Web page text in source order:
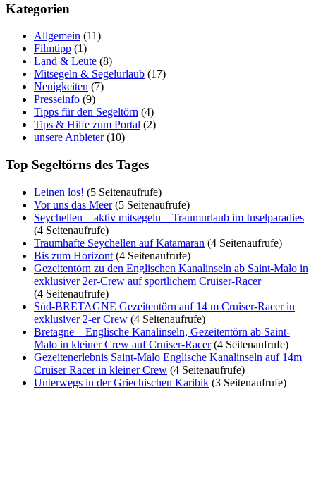
Kategorien
Allgemein (11)
Filmtipp (1)
Land & Leute (8)
Mitsegeln & Segelurlaub (17)
Neuigkeiten (7)
Presseinfo (9)
Tipps für den Segeltörn (4)
Tips & Hilfe zum Portal (2)
unsere Anbieter(10)
Top Segeltörns des Tages
Leinen los! (5 Seitenaufrufe)
Vor uns das Meer(5 Seitenaufrufe)
Seychellen – aktiv mitsegeln – Traumurlaub im Inselparadies
(4 Seitenaufrufe)
Traumhafte Seychellen auf Katamaran (4 Seitenaufrufe)
Bis zum Horizont (4 Seitenaufrufe)
Gezeitentörn zu den Englischen Kanalinseln ab Saint-Malo in
exklusiver 2er-Crew auf sportlichem Cruiser-Racer
(4 Seitenaufrufe)
Süd-BRETAGNE Gezeitentörn auf 14 m Cruiser-Racer in
exklusiver 2-er Crew (4 Seitenaufrufe)
Bretagne – Englische Kanalinseln, Gezeitentörn ab Saint-
Malo in kleiner Crew auf Cruiser-Racer(4 Seitenaufrufe)
Gezeitenerlebnis Saint-Malo Englische Kanalinseln auf 14m
Cruiser Racer in kleiner Crew (4 Seitenaufrufe)
Unterwegs in der Griechischen Karibik (3 Seitenaufrufe)